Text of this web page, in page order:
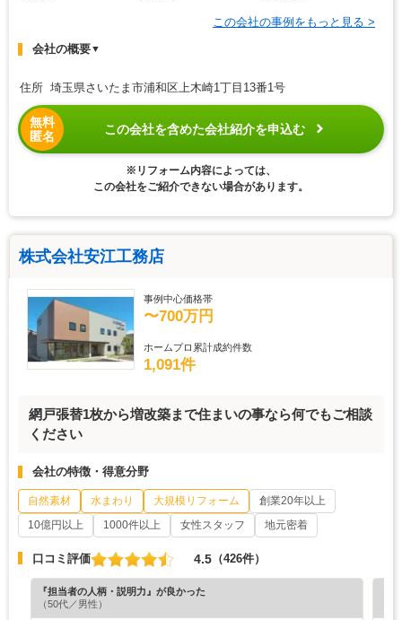
この会社の事例をもっと見る >
会社の概要▼
住所 埼玉県さいたま市浦和区上木崎1丁目13番1号
無料
匿名
この会社を含めた会社紹介を申込む
※リフォーム内容によっては、
この会社をご紹介できない場合があります。
株式会社安江工務店
事例中心価格帯
〜700万円
ホームプロ累計成約件数
1,091件
網戸張替1枚から増改築まで住まいの事なら何でもご相談
ください
会社の特徴・得意分野
自然素材 水まわり 大規模リフォーム
創業20年以上
10億円以上
1000件以上 女性スタッフ 地元密着
口コミ評価 4.5 （426件）
『担当者の人柄・説明力』が良かった
（50代／男性）